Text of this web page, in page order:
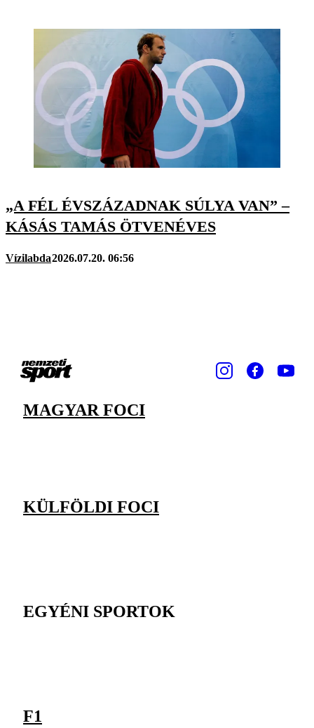
„A FÉL ÉVSZÁZADNAK SÚLYA VAN” –
KÁSÁS TAMÁS ÖTVENÉVES
Vízilabda2026.07.20. 06:56
MAGYAR FOCI
KÜLFÖLDI FOCI
EGYÉNI SPORTOK
F1